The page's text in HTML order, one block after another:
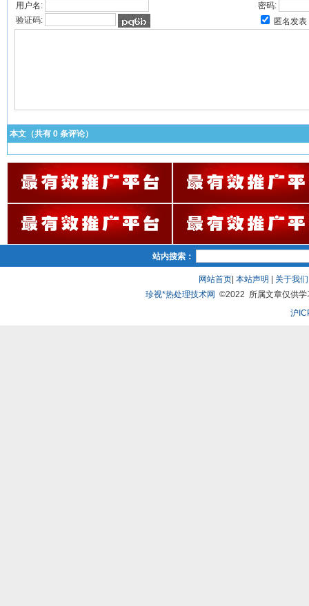
用户名:
密码:
验证码:
匿名发表
本文（共有 0 条评论）
站内搜索：
网站首页| 本站声明 关于我们
珍视*热处理技术网 ©2022 所属文章仅供学
沪